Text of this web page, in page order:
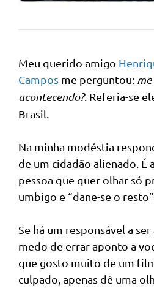
Meu querido amigo
Campos me perguntou:
acontecendo?. Referia-se
Brasil.
Na minha modéstia
de um cidadão alienado. É
pessoa que quer olhar só
umbigo e “dane-se o resto”.
Se há um responsável a
medo de errar aponto a
que gosto muito de um
culpado, apenas dê uma